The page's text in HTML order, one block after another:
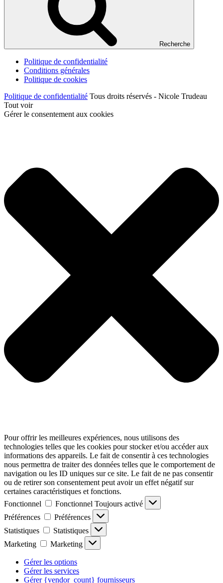
Recherche
Politique de confidentialité
Conditions générales
Politique de cookies
Politique de confidentialité Tous droits réservés - Nicole Trudeau
Tout voir
Gérer le consentement aux cookies
Pour offrir les meilleures expériences, nous utilisons des
technologies telles que les cookies pour stocker et/ou accéder aux
informations des appareils. Le fait de consentir à ces technologies
nous permettra de traiter des données telles que le comportement de
navigation ou les ID uniques sur ce site. Le fait de ne pas consentir
ou de retirer son consentement peut avoir un effet négatif sur
certaines caractéristiques et fonctions.
Fonctionnel
Fonctionnel Toujours activé
Préférences
Préférences
Statistiques
Statistiques
Marketing
Marketing
Gérer les options
Gérer les services
Gérer {vendor_count} fournisseurs